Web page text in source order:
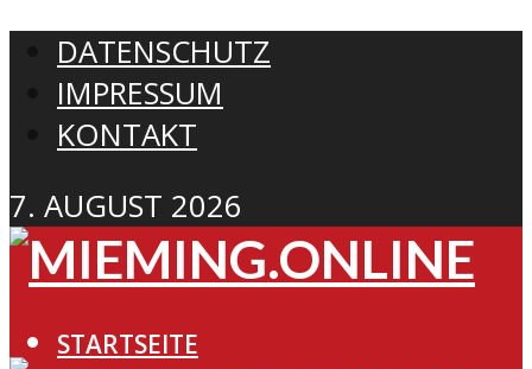
DATENSCHUTZ
IMPRESSUM
KONTAKT
7. AUGUST 2026
STARTSEITE